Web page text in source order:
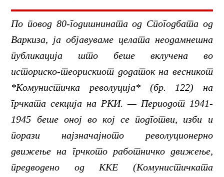
По повод 80-годишнината од Спогодбата од
Варкиза, ја објавуваме целата неодамнешна
публикација што беше вклучена во
историско-теорискиот додаток на весникот
*Комунистичка револуција* (бр. 122) на
грчката секција на РКИ. — Периодот 1941-
1945 беше оној во кој се подготви, изби и
порази најзначајното револуционерно
движење на грчкото работничко движење,
предводено од ККЕ (Комунистичката